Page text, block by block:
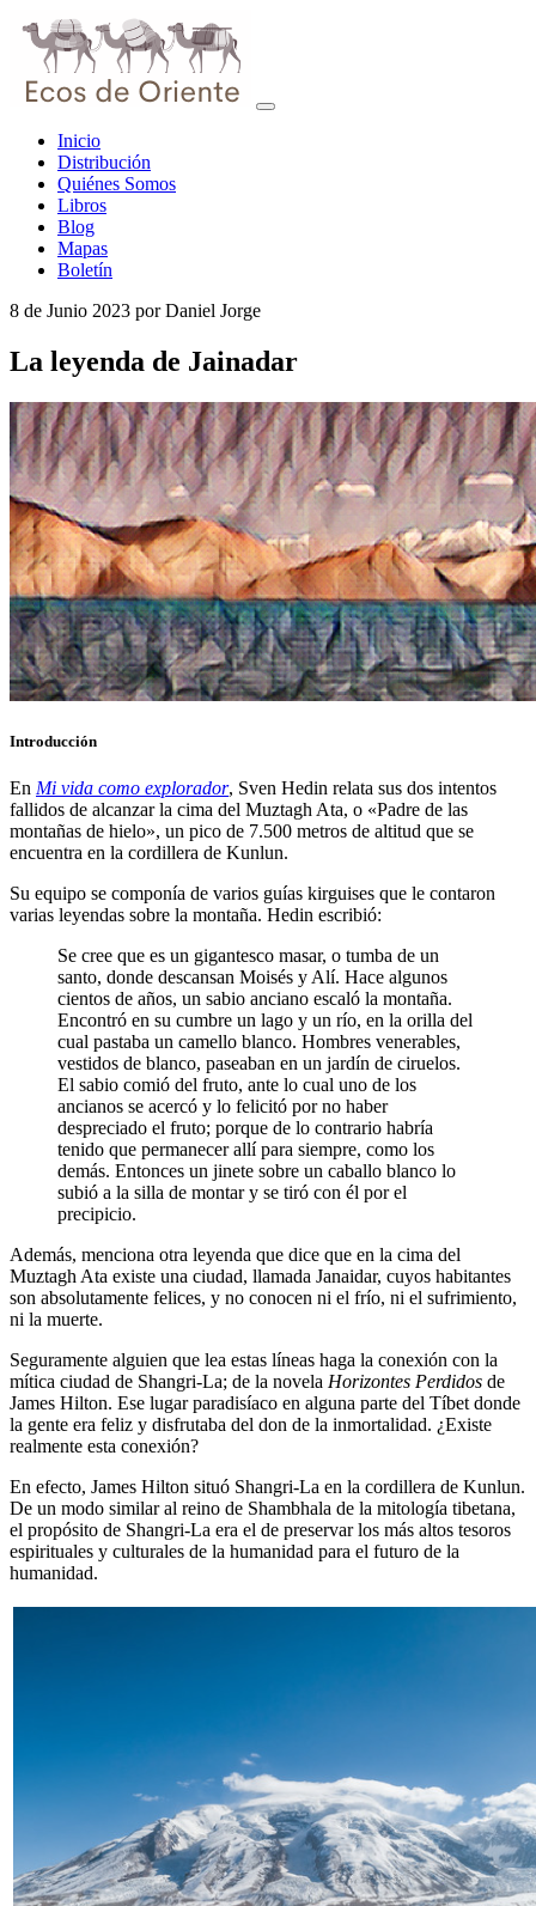
Inicio
Distribución
Quiénes Somos
Libros
Blog
Mapas
Boletín
8 de Junio 2023 porDaniel Jorge
La leyenda de Jainadar
Introducción
En Mi vida como explorador, Sven Hedin relata sus dos intentos
fallidos de alcanzar la cima del Muztagh Ata, o «Padre de las
montañas de hielo», un pico de 7.500 metros de altitud que se
encuentra en la cordillera de Kunlun.
Su equipo se componía de varios guías kirguises que le contaron
varias leyendas sobre la montaña. Hedin escribió:
Se cree que es un gigantesco masar, o tumba de un
santo, donde descansan Moisés y Alí. Hace algunos
cientos de años, un sabio anciano escaló la montaña.
Encontró en su cumbre un lago y un río, en la orilla del
cual pastaba un camello blanco. Hombres venerables,
vestidos de blanco, paseaban en un jardín de ciruelos.
El sabio comió del fruto, ante lo cual uno de los
ancianos se acercó y lo felicitó por no haber
despreciado el fruto; porque de lo contrario habría
tenido que permanecer allí para siempre, como los
demás. Entonces un jinete sobre un caballo blanco lo
subió a la silla de montar y se tiró con él por el
precipicio.
Además, menciona otra leyenda que dice que en la cima del
Muztagh Ata existe una ciudad, llamada Janaidar, cuyos habitantes
son absolutamente felices, y no conocen ni el frío, ni el sufrimiento,
ni la muerte.
Seguramente alguien que lea estas líneas haga la conexión con la
mítica ciudad de Shangri-La; de la novela Horizontes Perdidos de
James Hilton. Ese lugar paradisíaco en alguna parte del Tíbet donde
la gente era feliz y disfrutaba del don de la inmortalidad. ¿Existe
realmente esta conexión?
En efecto, James Hilton situó Shangri-La en la cordillera de Kunlun.
De un modo similar al reino de Shambhala de la mitología tibetana,
el propósito de Shangri-La era el de preservar los más altos tesoros
espirituales y culturales de la humanidad para el futuro de la
humanidad.